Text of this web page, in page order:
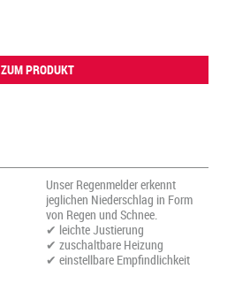
ZUM PRODUKT
Unser Regenmelder erkennt
jeglichen Niederschlag in Form
von Regen und Schnee.
✔ leichte Justierung
✔ zuschaltbare Heizung
✔ einstellbare Empfindlichkeit